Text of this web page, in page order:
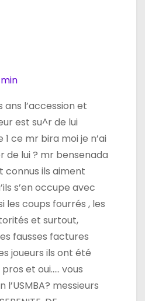
ans l’accession et
est su^r de lui
1 ce mr bira moi je n’ai
de lui ? mr bensenada
connus ils aiment
s’en occupe avec
les coups fourrés , les
et surtout,
fausses factures
joueurs ils ont été
et oui….. vous
l’USMBA? messieurs